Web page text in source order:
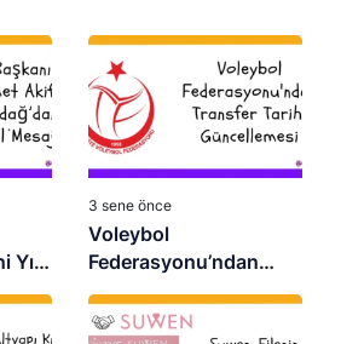
Yıl
3 sene önce
Voleybol
Federasyonu’ndan
Transfer Tarihi
Güncellemesi